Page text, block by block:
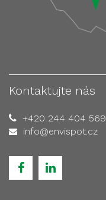
Kontaktujte nás
+420 244 404 569
info@envispot.cz